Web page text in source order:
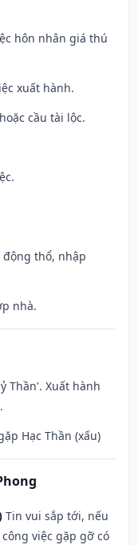
hôn nhân giá thú
xuất hành.
cầu tài lộc.
động thổ, nhập
nhà.
Thần'. Xuất hành
Hạc Thần (xấu)
Tin vui sắp tới, nếu
việc gặp gỡ có